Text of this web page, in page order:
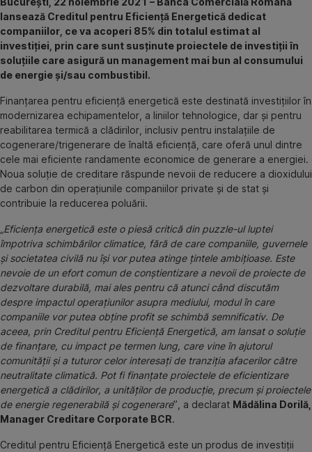
lansează Creditul pentru Eficiență Energetică dedicat
companiilor, ce va acoperi 85% din totalul estimat al
investiției, prin care sunt susținute proiectele de investiții în
soluțiile care asigură un management mai bun al consumului
de energie și/sau combustibil.
Finanțarea pentru eficiență energetică este destinată investițiilor în
modernizarea echipamentelor, a liniilor tehnologice, dar și pentru
reabilitarea termică a clădirilor, inclusiv pentru instalațiile de
cogenerare/trigenerare de înaltă eficiență, care oferă unul dintre
cele mai eficiente randamente economice de generare a energiei.
Noua soluție de creditare răspunde nevoii de reducere a dioxidului
de carbon din operațiunile companiilor private și de stat și
contribuie la reducerea poluării.
„Eficiența energetică este o piesă critică din puzzle-ul luptei
împotriva schimbărilor climatice, fără de care companiile, guvernele
și societatea civilă nu își vor putea atinge țintele ambițioase. Este
nevoie de un efort comun de conștientizare a nevoii de proiecte de
dezvoltare durabilă, mai ales pentru că atunci când discutăm
despre impactul operațiunilor asupra mediului, modul în care
companiile vor putea obține profit se schimbă semnificativ. De
aceea, prin Creditul pentru Eficiență Energetică, am lansat o soluție
de finanțare, cu impact pe termen lung, care vine în ajutorul
comunității și a tuturor celor interesați de tranziția afacerilor către
neutralitate climatică. Pot fi finanțate proiectele de eficientizare
energetică a clădirilor, a unităților de producție, precum și proiectele
de energie regenerabilă și cogenerare”, a declarat Mădălina Dorilă,
Manager Creditare Corporate BCR.
Creditul pentru Eficiență Energetică este un produs de investiții